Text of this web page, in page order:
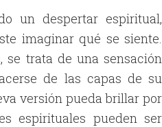
un despertar espiritual,
imaginar qué se siente.
se trata de una sensación
de las capas de su
versión pueda brillar por
espirituales pueden ser